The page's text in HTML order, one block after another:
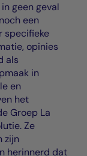
geen geval
een
specifieke
opinies
als
in
en
het
Groep La
Ze
zijn
herinnerd dat